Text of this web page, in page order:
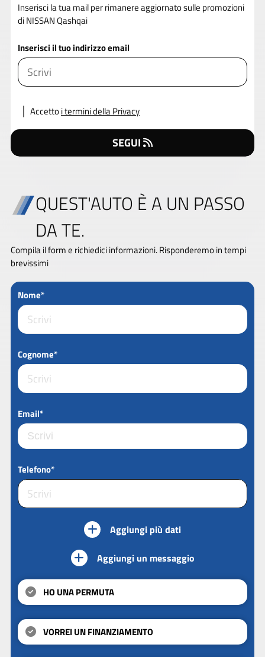
Inserisci la tua mail per rimanere aggiornato sulle promozioni
di NISSAN Qashqai
Inserisci il tuo indirizzo email
Accettoi termini della Privacy
SEGUI
QUEST'AUTO È A UN PASSO
DA TE.
Compila il form e richiedici informazioni. Risponderemo in tempi
brevissimi
Nome*
Cognome*
Email*
Telefono*
Aggiungi più dati
Aggiungi un messaggio
HO UNA PERMUTA
VORREI UN FINANZIAMENTO